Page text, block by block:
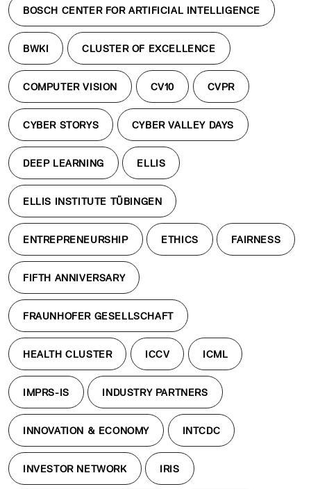
BOSCH CENTER FOR ARTIFICIAL INTELLIGENCE
BWKI CLUSTER OF EXCELLENCE
COMPUTER VISION CV10 CVPR
CYBER STORYS CYBER VALLEY DAYS
DEEP LEARNING ELLIS
ELLIS INSTITUTE TÜBINGEN
ENTREPRENEURSHIP ETHICS FAIRNESS
FIFTH ANNIVERSARY
FRAUNHOFER GESELLSCHAFT
HEALTH CLUSTER ICCV ICML
IMPRS-IS INDUSTRY PARTNERS
INNOVATION & ECONOMY INTCDC
INVESTOR NETWORK IRIS